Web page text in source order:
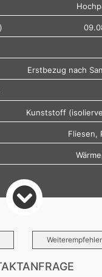
Erstbezug nach
Kunststoff
Fliesen,